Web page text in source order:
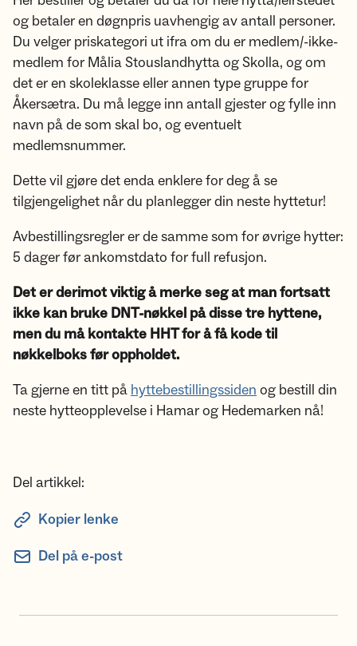
og betaler en døgnpris uavhengig av antall personer.
Du velger priskategori ut ifra om du er medlem/-ikke-
medlem for Målia Stouslandhytta og Skolla, og om
det er en skoleklasse eller annen type gruppe for
Åkersætra. Du må legge inn antall gjester og fylle inn
navn på de som skal bo, og eventuelt
medlemsnummer.
Dette vil gjøre det enda enklere for deg å se
tilgjengelighet når du planlegger din neste hyttetur!
Avbestillingsregler er de samme som for øvrige hytter:
5 dager før ankomstdato for full refusjon.
Det er derimot viktig å merke seg at man fortsatt
ikke kan bruke DNT-nøkkel på disse tre hyttene,
men du må kontakte HHT for å få kode til
nøkkelboks før oppholdet.
Ta gjerne en titt på hyttebestillingssiden og bestill din
neste hytteopplevelse i Hamar og Hedemarken nå!
Del artikkel:
Kopier lenke
Del på e-post